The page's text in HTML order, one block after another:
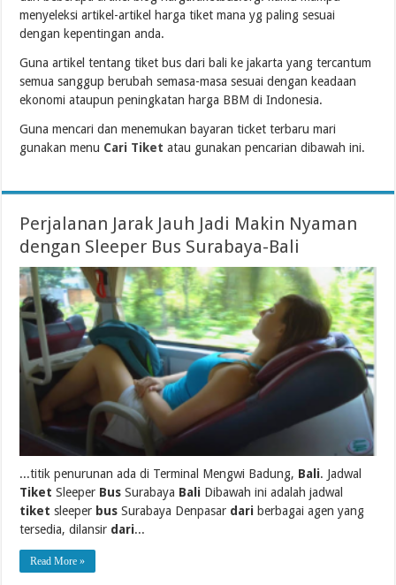
menyeleksi artikel-artikel harga tiket mana yg paling sesuai
dengan kepentingan anda.
Guna artikel tentang tiket bus dari bali ke jakarta yang tercantum
semua sanggup berubah semasa-masa sesuai dengan keadaan
ekonomi ataupun peningkatan harga BBM di Indonesia.
Guna mencari dan menemukan bayaran ticket terbaru mari
gunakan menu Cari Tiket atau gunakan pencarian dibawah ini.
Perjalanan Jarak Jauh Jadi Makin Nyaman
dengan Sleeper Bus Surabaya-Bali
...titik penurunan ada di Terminal Mengwi Badung, Bali. Jadwal
Tiket Sleeper Bus Surabaya Bali Dibawah ini adalah jadwal
tiket sleeper bus Surabaya Denpasar dari berbagai agen yang
tersedia, dilansir dari...
Read More »